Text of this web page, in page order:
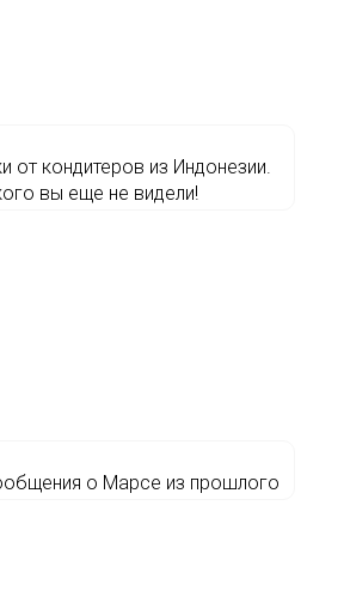
от кондитеров из Индонезии.
вы еще не видели!
о Марсе из прошлого